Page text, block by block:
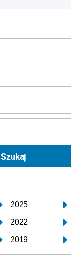
2025
2022
2019
2016